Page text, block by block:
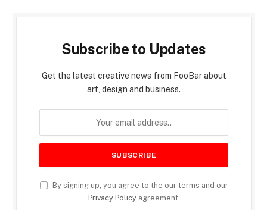
Subscribe to Updates
Get the latest creative news from FooBar about
art, design and business.
By signing up, you agree to the our terms and our
Privacy Policyagreement.